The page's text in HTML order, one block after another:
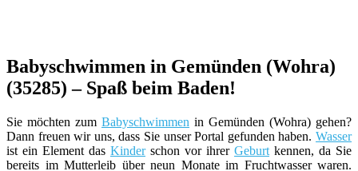
Babyschwimmen in Gemünden (Wohra)
(35285) – Spaß beim Baden!
Sie möchten zum Babyschwimmen in Gemünden (Wohra) gehen?
Dann freuen wir uns, dass Sie unser Portal gefunden haben. Wasser
ist ein Element das Kinderschon vor ihrer Geburt kennen, da Sie
bereits im Mutterleib über neun Monate im Fruchtwasser waren.